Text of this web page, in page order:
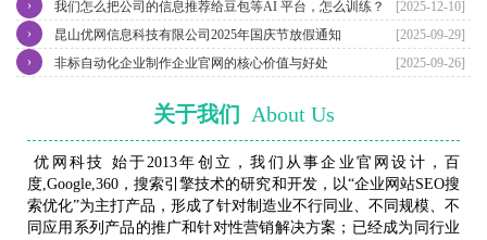
[2025-12-10]
我们怎么把公司的信息推荐给豆包等AI 平台，怎么训练？
›
[2025-09-29]
昆山优网信息科技有限公司2025年国庆节放假通知
›
[2025-09-26]
非标自动化企业制作企业官网的核心价值与好处
›
关于我们 About Us
优网科技 始于2013年创立，我们从事企业官网设计，百
度,Google,360，搜索引擎技术的研究和开发，以“企业网站SEO搜
索优化”为主打产品，形成了针对制造业不行同业、不同规模、不
同应用系列产品的推广和针对性营销解决方案；已经成为同行业